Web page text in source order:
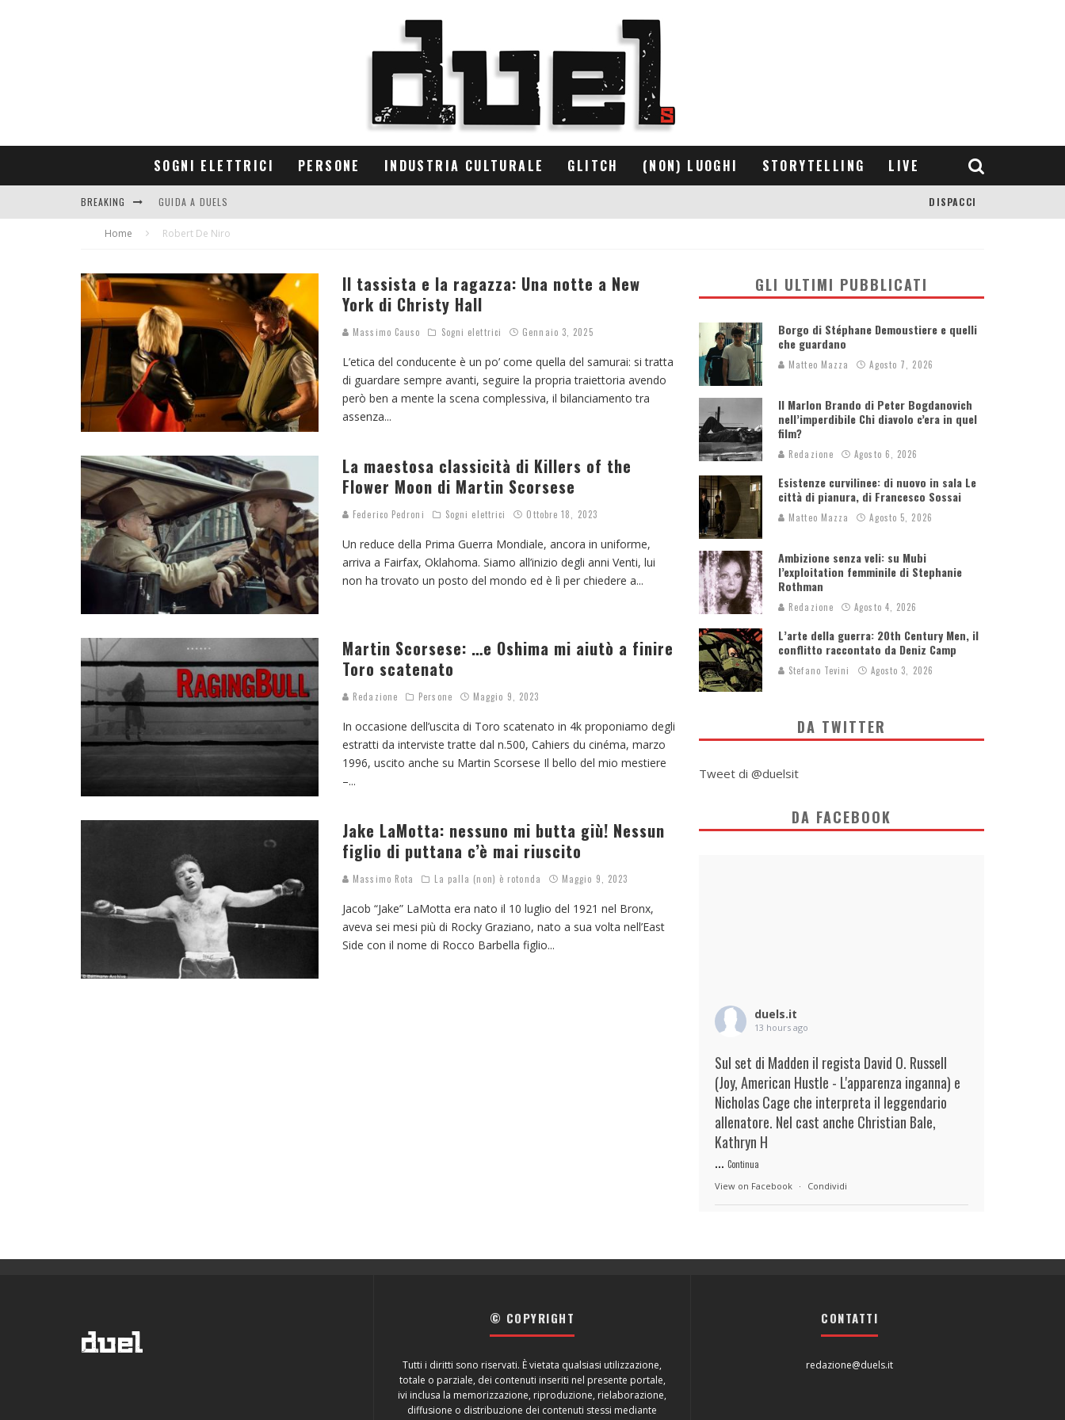
SOGNI ELETTRICI PERSONE INDUSTRIA CULTURALE GLITCH (NON) LUOGHI STORYTELLING LIVE
BREAKING GUIDA A DUELS
CONTRIBUTORS
DISPACCI
Home Robert De Niro
Il tassista e la ragazza: Una notte a New
York di Christy Hall
Massimo Causo Sogni elettrici Gennaio 3, 2025
L’etica del conducente è un po’ come quella del samurai: si tratta
di guardare sempre avanti, seguire la propria traiettoria avendo
però ben a mente la scena complessiva, il bilanciamento tra
assenza...
La maestosa classicità di Killers of the
Flower Moon di Martin Scorsese
Federico Pedroni Sogni elettrici Ottobre 18, 2023
Un reduce della Prima Guerra Mondiale, ancora in uniforme,
arriva a Fairfax, Oklahoma. Siamo all’inizio degli anni Venti, lui
non ha trovato un posto del mondo ed è lì per chiedere a...
Martin Scorsese: …e Oshima mi aiutò a finire
Toro scatenato
Redazione Persone Maggio 9, 2023
In occasione dell’uscita di Toro scatenato in 4k proponiamo degli
estratti da interviste tratte dal n.500, Cahiers du cinéma, marzo
1996, uscito anche su Martin Scorsese Il bello del mio mestiere
–...
Jake LaMotta: nessuno mi butta giù! Nessun
figlio di puttana c’è mai riuscito
Massimo Rota La palla (non) è rotonda Maggio 9, 2023
Jacob “Jake” LaMotta era nato il 10 luglio del 1921 nel Bronx,
aveva sei mesi più di Rocky Graziano, nato a sua volta nell’East
Side con il nome di Rocco Barbella figlio...
GLI ULTIMI PUBBLICATI
Borgo di Stéphane Demoustiere e quelli
che guardano
Matteo Mazza Agosto 7, 2026
Il Marlon Brando di Peter Bogdanovich
nell’imperdibile Chi diavolo c’era in quel
film?
Redazione Agosto 6, 2026
Esistenze curvilinee: di nuovo in sala Le
città di pianura, di Francesco Sossai
Matteo Mazza Agosto 5, 2026
Ambizione senza veli: su Mubi
l’exploitation femminile di Stephanie
Rothman
Redazione Agosto 4, 2026
L’arte della guerra: 20th Century Men, il
conflitto raccontato da Deniz Camp
Stefano Tevini Agosto 3, 2026
DA TWITTER
Tweet di @duelsit
DA FACEBOOK
duels.it
13 hours ago
Sul set di Madden il regista David O. Russell
(Joy, American Hustle - L'apparenza inganna) e
Nicholas Cage che interpreta il leggendario
allenatore. Nel cast anche Christian Bale,
Kathryn H
... Continua
View on Facebook · Condividi
Condividi
© COPYRIGHT
Tutti i diritti sono riservati. È vietata qualsiasi utilizzazione,
totale o parziale, dei contenuti inseriti nel presente portale,
ivi inclusa la memorizzazione, riproduzione, rielaborazione,
diffusione o distribuzione dei contenuti stessi mediante
CONTATTI
redazione@duels.it